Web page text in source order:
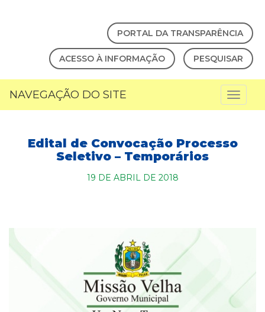
PORTAL DA TRANSPARÊNCIA
ACESSO À INFORMAÇÃO PESQUISAR
NAVEGAÇÃO DO SITE
Edital de Convocação Processo
Seletivo – Temporários
19 DE ABRIL DE 2018